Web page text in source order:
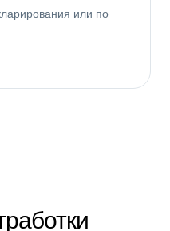
или по